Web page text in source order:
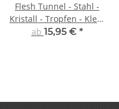
Flesh Tunnel - Stahl -
Kristall - Tropfen - Klein
- Hellblau
ab 15,95 € *